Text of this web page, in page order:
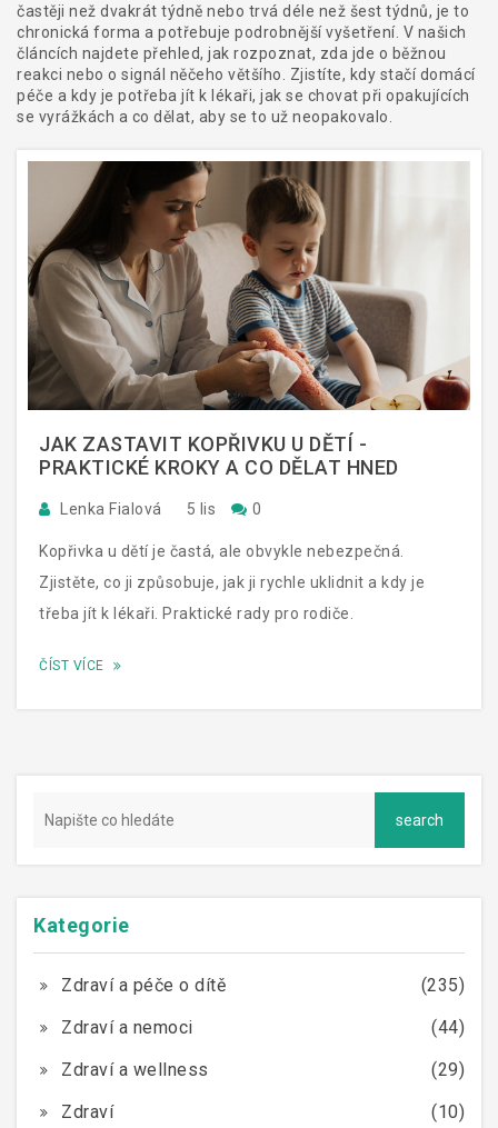
častěji než dvakrát týdně nebo trvá déle než šest týdnů, je to
chronická forma a potřebuje podrobnější vyšetření. V našich
článcích najdete přehled, jak rozpoznat, zda jde o běžnou
reakci nebo o signál něčeho většího. Zjistíte, kdy stačí domácí
péče a kdy je potřeba jít k lékaři, jak se chovat při opakujících
se vyrážkách a co dělat, aby se to už neopakovalo.
JAK ZASTAVIT KOPŘIVKU U DĚTÍ -
PRAKTICKÉ KROKY A CO DĚLAT HNED
Lenka Fialová 5 lis 0
Kopřivka u dětí je častá, ale obvykle nebezpečná.
Zjistěte, co ji způsobuje, jak ji rychle uklidnit a kdy je
třeba jít k lékaři. Praktické rady pro rodiče.
ČÍST VÍCE
Kategorie
Zdraví a péče o dítě
(235)
Zdraví a nemoci
(44)
Zdraví a wellness
(29)
Zdraví
(10)